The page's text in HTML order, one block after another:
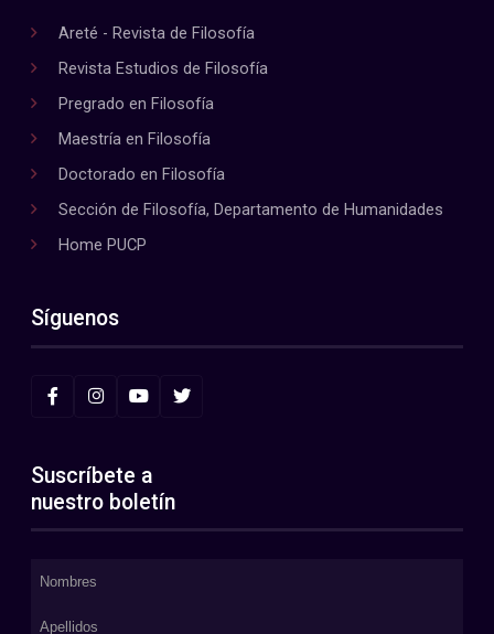
Areté - Revista de Filosofía
Revista Estudios de Filosofía
Pregrado en Filosofía
Maestría en Filosofía
Doctorado en Filosofía
Sección de Filosofía, Departamento de Humanidades
Home PUCP
Síguenos
Suscríbete a
nuestro boletín